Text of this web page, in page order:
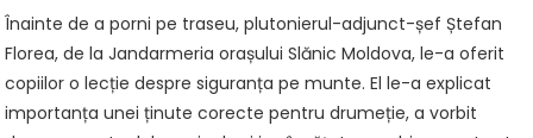
Înainte de a porni pe traseu, plutonierul-adjunct-șef Ștefan
Florea, de la Jandarmeria orașului Slănic Moldova, le-a oferit
copiilor o lecție despre siguranța pe munte. El le-a explicat
importanța unei ținute corecte pentru drumeție, a vorbit